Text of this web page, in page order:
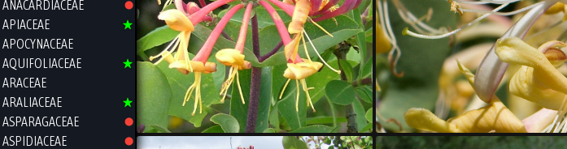
ANACARDIACEAE
APIACEAE
APOCYNACEAE
AQUIFOLIACEAE
ARACEAE
ARALIACEAE
ASPARAGACEAE
ASPIDIACEAE